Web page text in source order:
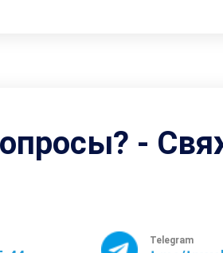
-
Telegram